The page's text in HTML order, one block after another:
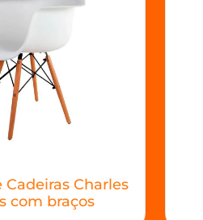
Charles
com braços